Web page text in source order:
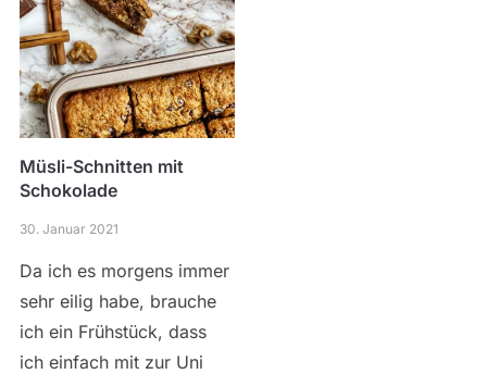
Müsli-Schnitten mit
Schokolade
30. Januar 2021
Da ich es morgens immer
sehr eilig habe, brauche
ich ein Frühstück, dass
ich einfach mit zur Uni